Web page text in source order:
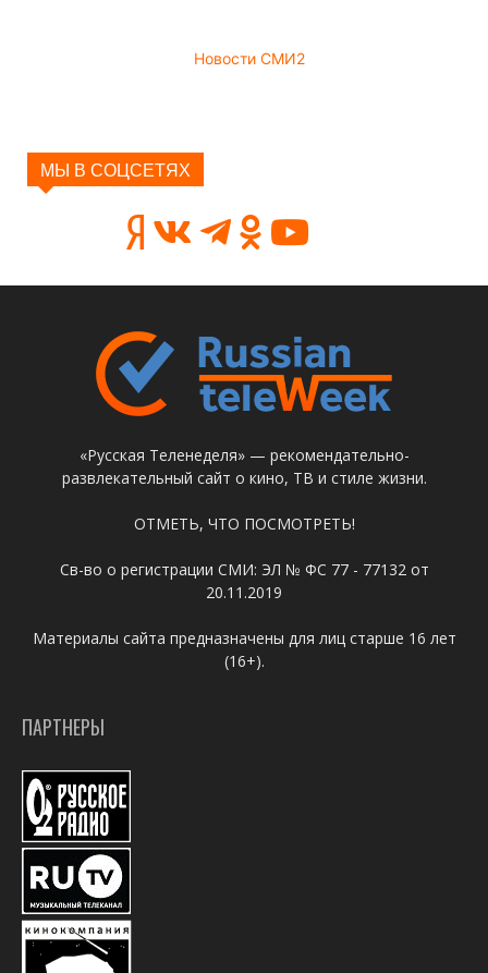
Новости СМИ2
МЫ В СОЦСЕТЯХ
«Русская Теленеделя» — рекомендательно-
развлекательный сайт о кино, ТВ и стиле жизни.
ОТМЕТЬ, ЧТО ПОСМОТРЕТЬ!
Св-во о регистрации СМИ: ЭЛ № ФС 77 - 77132 от
20.11.2019
Материалы сайта предназначены для лиц старше 16 лет
(16+).
ПАРТНЕРЫ